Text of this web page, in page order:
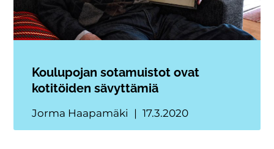
Koulupojan sotamuistot ovat
kotitöiden sävyttämiä
Jorma Haapamäki 17.3.2020